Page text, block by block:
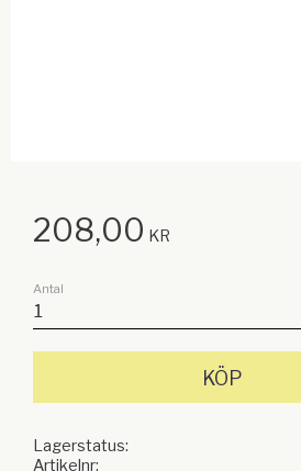
208,00 KR
Antal
KÖP
Lagerstatus
Artikelnr